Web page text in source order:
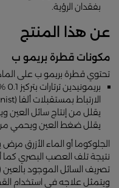
بفقدان الرؤية.
عن هذا المنتج
مكونات قطرة بريمو ب
تحتوي قطرة بريمو ب على
يقلل من إنتاج سائل
يقلل ضغط العين ويحمي
الجلوكوما أو الماء الأزرق
نتيجة تلف العصب البصري كما
تصريف السائل الموجود
ويتمثل علاجه في استخدام